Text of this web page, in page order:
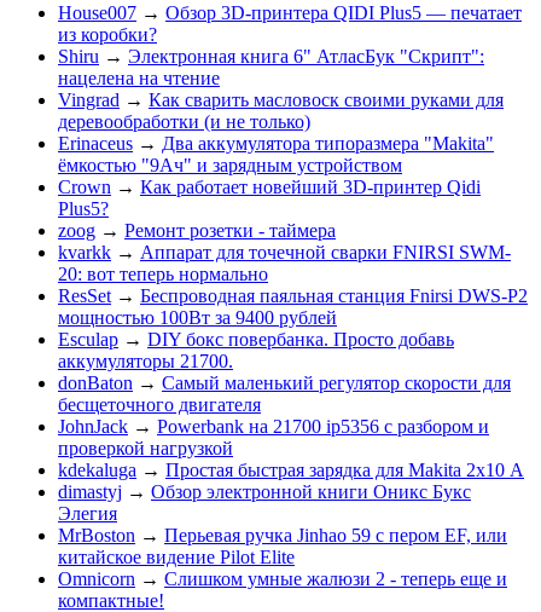
House007 → Обзор 3D-принтера QIDI Plus5 — печатает
из коробки?
Shiru → Электронная книга 6" АтласБук "Скрипт":
нацелена на чтение
Vingrad → Как сварить масловоск своими руками для
деревообработки (и не только)
Erinaceus → Два аккумулятора типоразмера "Makita"
ёмкостью "9Ач" и зарядным устройством
Crown → Как работает новейший 3D-принтер Qidi
Plus5?
zoog → Ремонт розетки - таймера
kvarkk → Аппарат для точечной сварки FNIRSI SWM-
20: вот теперь нормально
ResSet → Беспроводная паяльная станция Fnirsi DWS-P2
мощностью 100Вт за 9400 рублей
Esculap → DIY бокс повербанка. Просто добавь
аккумуляторы 21700.
donBaton → Самый маленький регулятор скорости для
бесщеточного двигателя
JohnJack → Powerbank на 21700 ip5356 c разбором и
проверкой нагрузкой
kdekaluga → Простая быстрая зарядка для Makita 2х10 А
dimastyj → Обзор электронной книги Оникс Букс
Элегия
MrBoston → Перьевая ручка Jinhao 59 с пером EF, или
китайское видение Pilot Elite
Omnicorn → Слишком умные жалюзи 2 - теперь еще и
компактные!